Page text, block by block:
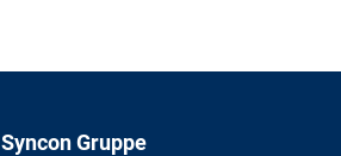
Syncon Gruppe